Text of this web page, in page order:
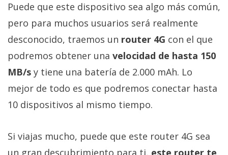
Puede que este dispositivo sea algo más común,
pero para muchos usuarios será realmente
desconocido, traemos un router 4G con el que
podremos obtener una velocidad de hasta 150
MB/s y tiene una batería de 2.000 mAh. Lo
mejor de todo es que podremos conectar hasta
10 dispositivos al mismo tiempo.
Si viajas mucho, puede que este router 4G sea